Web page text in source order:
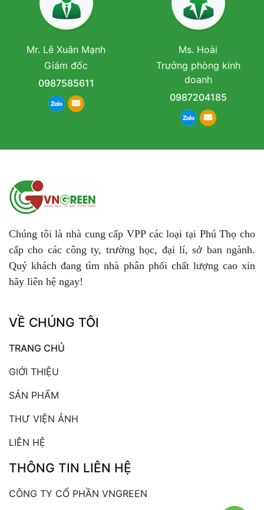
Mr. Lê Xuân Mạnh
Giám đốc
0987585611
Ms. Hoài
Trưởng phòng kinh
doanh
0987204185
Chúng tôi là nhà cung cấp VPP các loại tại Phú Thọ cho
cấp cho các công ty, trường học, đại lí, sở ban ngành.
Quý khách đang tìm nhà phân phối chất lượng cao xin
hãy liên hệ ngay!
VỀ CHÚNG TÔI
TRANG CHỦ
GIỚI THIỆU
SẢN PHẨM
THƯ VIỆN ẢNH
LIÊN HỆ
THÔNG TIN LIÊN HỆ
CÔNG TY CỔ PHẦN VNGREEN